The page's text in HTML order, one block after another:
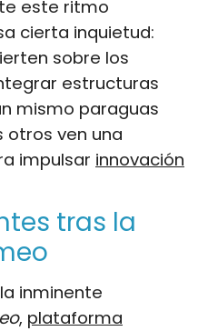
este ritmo
cierta inquietud:
sobre los
estructuras
mismo paraguas
otros ven una
impulsar innovación
tras la
inminente
, plataforma